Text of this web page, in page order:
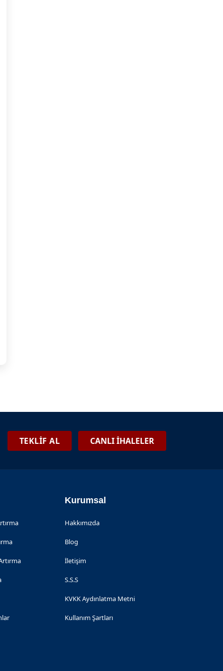
TEKLİF AL CANLI İHALELER
Kurumsal
Hakkımızda
Blog
İletişim
S.S.S
KVKK Aydınlatma Metni
Kullanım Şartları